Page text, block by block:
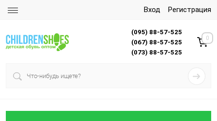
Вход Регистрация
(095) 88-57-525
(067) 88-57-525
(073) 88-57-525
0